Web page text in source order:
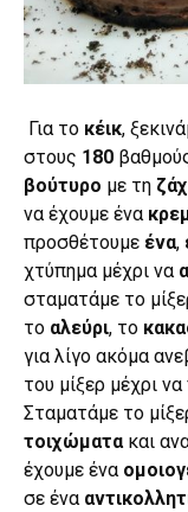
Για το κέικ,
στους 180
βούτυρο με τη
να έχουμε ένα
προσθέτουμε ένα,
χτύπημα μέχρι να
σταματάμε το
το αλεύρι, το
για λίγο ακόμα
του μίξερ μέχρι
Σταματάμε το
τοιχώματακαι
έχουμε ένα
σε ένα